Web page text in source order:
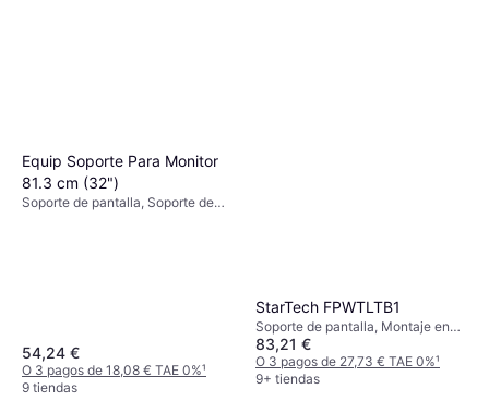
Equip Soporte Para Monitor
81.3 cm (32")
Soporte de pantalla, Soporte de
54,24 €
O 3 pagos de 18,08 € TAE 0%¹
9 tiendas
StarTech FPWTLTB1
Soporte de pantalla, Montaje en
Pared, 60"-100"
83,21 €
O 3 pagos de 27,73 € TAE 0%¹
9+ tiendas